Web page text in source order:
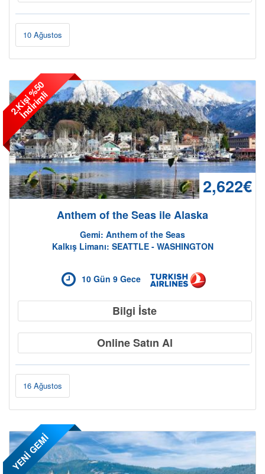
10 Ağustos
2
.
K
i
ş
i
%
5
0
İ
n
d
i
r
i
m
l
i
2,622€
Anthem of the Seas ile Alaska
Gemi: Anthem of the Seas
Kalkış Limanı: SEATTLE - WASHINGTON
10 Gün 9 Gece
Bilgi İste
Online Satın Al
16 Ağustos
YENİ GEMİ